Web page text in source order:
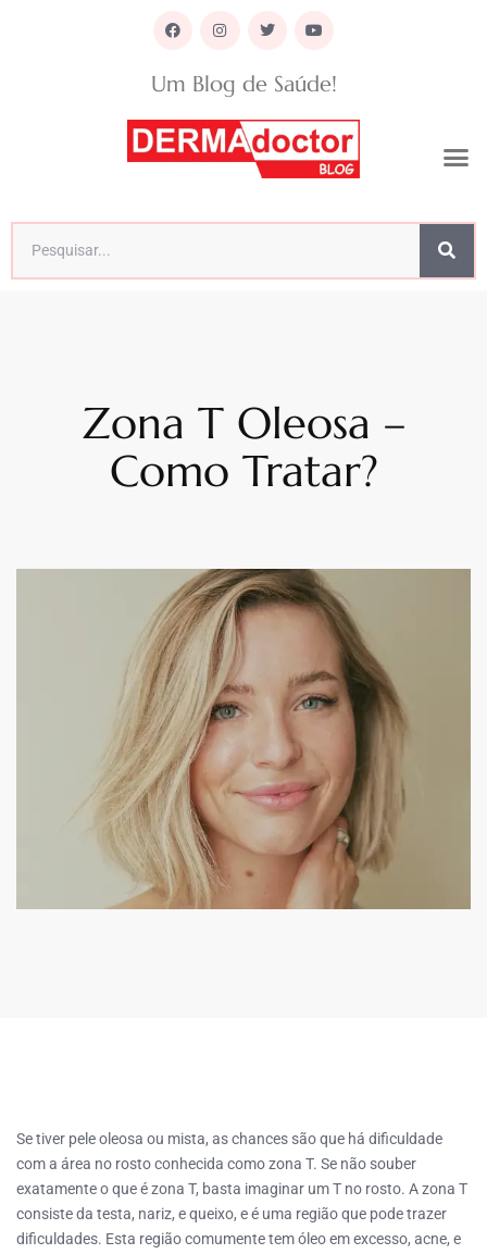
Um Blog de Saúde!
Zona T Oleosa –
Como Tratar?
Se tiver pele oleosa ou mista, as chances são que há dificuldade
com a área no rosto conhecida como zona T. Se não souber
exatamente o que é zona T, basta imaginar um T no rosto. A zona T
consiste da testa, nariz, e queixo, e é uma região que pode trazer
dificuldades. Esta região comumente tem óleo em excesso, acne, e